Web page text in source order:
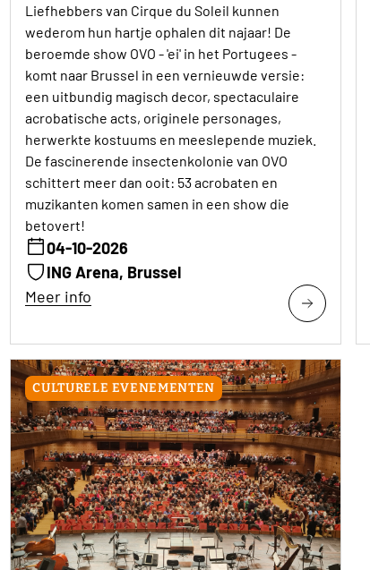
Liefhebbers van Cirque du Soleil kunnen
wederom hun hartje ophalen dit najaar! De
beroemde show OVO - 'ei' in het Portugees -
komt naar Brussel in een vernieuwde versie:
een uitbundig magisch decor, spectaculaire
acrobatische acts, originele personages,
herwerkte kostuums en meeslepende muziek.
De fascinerende insectenkolonie van OVO
schittert meer dan ooit: 53 acrobaten en
muzikanten komen samen in een show die
betovert!
04-10-2026
ING Arena, Brussel
Meer info
CULTURELE EVENEMENTEN